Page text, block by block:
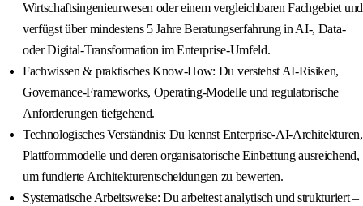
Wirtschaftsingenieurwesen oder einem vergleichbaren Fachgebiet und
verfügst über mindestens 5 Jahre Beratungserfahrung in AI‑, Data‑
oder Digital‑Transformation im Enterprise‑Umfeld.
Fachwissen & praktisches Know‑How: Du verstehst AI‑Risiken,
Governance‑Frameworks, Operating‑Modelle und regulatorische
Anforderungen tiefgehend.
Technologisches Verständnis: Du kennst Enterprise‑AI‑Architekturen,
Plattformmodelle und deren organisatorische Einbettung ausreichend,
um fundierte Architekturentscheidungen zu bewerten.
Systematische Arbeitsweise: Du arbeitest analytisch und strukturiert –